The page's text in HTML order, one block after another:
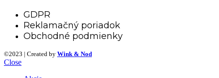
GDPR
Reklamačný poriadok
Obchodné podmienky
©2023 | Created by Wink & Nod
Close